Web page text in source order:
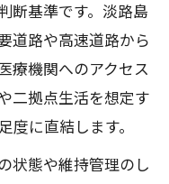
断基準です。淡路島
道路や高速道路から
療機関へのアクセス
二拠点生活を想定す
度に直結します。
状態や維持管理のし